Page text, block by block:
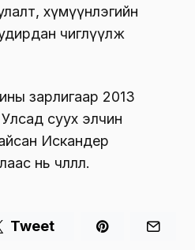
хүмүүнлэгийн
чиглүүлж
зарлигаар 2013
суух элчин
Искандер
нь чөлөөллөө.
Tweet